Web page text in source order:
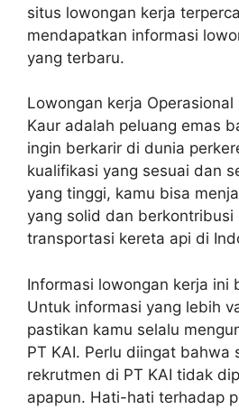
situs lowongan kerja
mendapatkan informasi
yang terbaru.
Lowongan kerja Operasional
Kaur adalah peluang emas
ingin berkarir di dunia
kualifikasi yang sesuai dan
yang tinggi, kamu bisa
yang solid dan berkontribusi
transportasi kereta api di
Informasi lowongan kerja ini
Untuk informasi yang lebih
pastikan kamu selalu
PT KAI. Perlu diingat bahwa
rekrutmen di PT KAI tidak
apapun. Hati-hati terhadap